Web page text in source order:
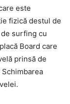
este
fizică destul de
surfing cu
Board care
prinsă de